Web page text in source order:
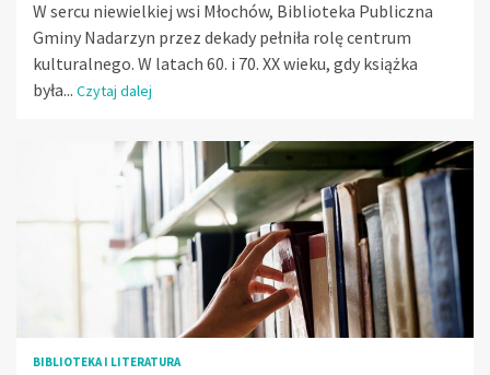
W sercu niewielkiej wsi Młochów, Biblioteka Publiczna
Gminy Nadarzyn przez dekady pełniła rolę centrum
kulturalnego. W latach 60. i 70. XX wieku, gdy książka
była... Czytaj dalej
BIBLIOTEKA I LITERATURA